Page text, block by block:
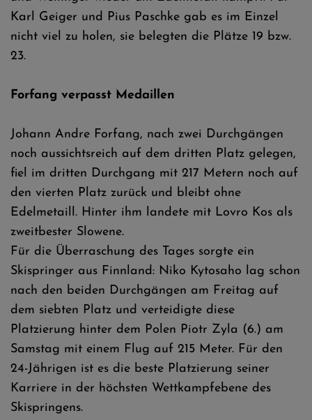
Karl Geiger und Pius Paschke gab es im Einzel
nicht viel zu holen, sie belegten die Plätze 19 bzw.
23.
Forfang verpasst Medaillen
Johann Andre Forfang, nach zwei Durchgängen
noch aussichtsreich auf dem dritten Platz gelegen,
fiel im dritten Durchgang mit 217 Metern noch auf
den vierten Platz zurück und bleibt ohne
Edelmetaill. Hinter ihm landete mit Lovro Kos als
zweitbester Slowene.
Für die Überraschung des Tages sorgte ein
Skispringer aus Finnland: Niko Kytosaho lag schon
nach den beiden Durchgängen am Freitag auf
dem siebten Platz und verteidigte diese
Platzierung hinter dem Polen Piotr Zyla (6.) am
Samstag mit einem Flug auf 215 Meter. Für den
24-Jährigen ist es die beste Platzierung seiner
Karriere in der höchsten Wettkampfebene des
Skispringens.